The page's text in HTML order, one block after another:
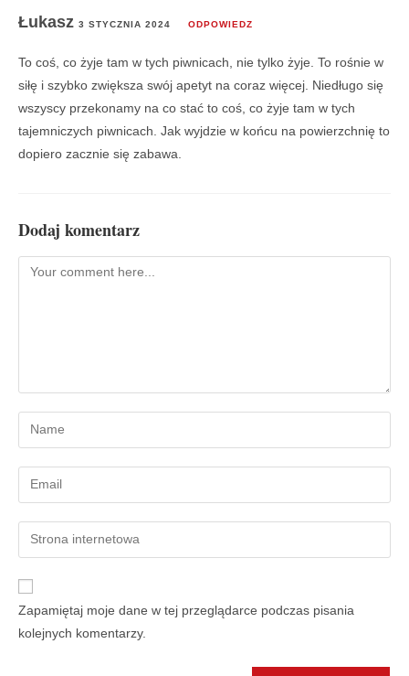
Łukasz 3 STYCZNIA 2024 ODPOWIEDZ
To coś, co żyje tam w tych piwnicach, nie tylko żyje. To rośnie w
siłę i szybko zwiększa swój apetyt na coraz więcej. Niedługo się
wszyscy przekonamy na co stać to coś, co żyje tam w tych
tajemniczych piwnicach. Jak wyjdzie w końcu na powierzchnię to
dopiero zacznie się zabawa.
Dodaj komentarz
Zapamiętaj moje dane w tej przeglądarce podczas pisania
kolejnych komentarzy.